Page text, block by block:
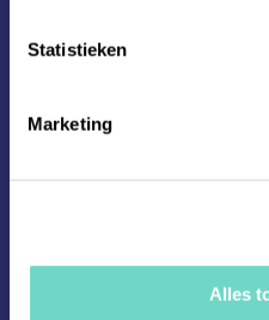
Statistieken
Marketing
Alles
KYC en